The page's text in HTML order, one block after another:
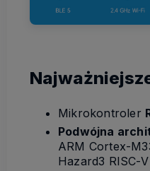
Mikrokontroler
Podwójna
ARM Cortex-
Hazard3 RISC-